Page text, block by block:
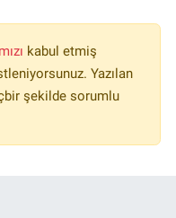
kabul etmiş
Yazılan
şekilde sorumlu